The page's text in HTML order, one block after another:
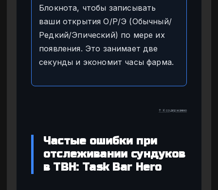
Блокнота, чтобы записывать
ваши открытия О/Р/Э (Обычный/
Редкий/Эпический) по мере их
появления. Это занимает две
секунды и экономит часы фарма.
↑ К содержанию
Частые ошибки при
отслеживании сундуков
в TBH: Task Bar Hero